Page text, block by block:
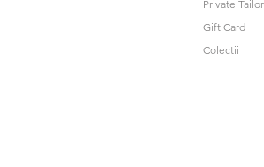
Private
Gift Card
Colectii